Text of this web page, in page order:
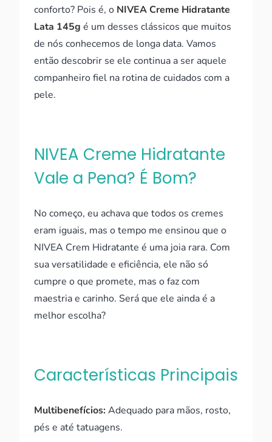
conforto? Pois é, o NIVEA Creme Hidratante
Lata 145g é um desses clássicos que muitos
de nós conhecemos de longa data. Vamos
então descobrir se ele continua a ser aquele
companheiro fiel na rotina de cuidados com a
pele.
NIVEA Creme Hidratante
Vale a Pena? É Bom?
No começo, eu achava que todos os cremes
eram iguais, mas o tempo me ensinou que o
NIVEA Crem Hidratante é uma joia rara. Com
sua versatilidade e eficiência, ele não só
cumpre o que promete, mas o faz com
maestria e carinho. Será que ele ainda é a
melhor escolha?
Características Principais
Multibenefícios:Adequado para mãos, rosto,
pés e até tatuagens.